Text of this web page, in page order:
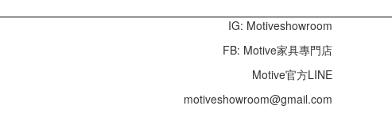
IG: Motiveshowroom
FB: Motive家具專門店
Motive官方LINE
motiveshowroom@gmail.com